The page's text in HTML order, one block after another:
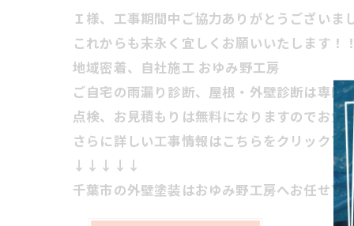
Ｉ様、工事期間中ご協力ありがとうございま
これからも末永く宜しくお願いいたします！！
地域密着、自社施工 おゆみ野工房
ご自宅の雨漏り診断、屋根・外壁診断は専門
点検、お見積もりは無料になりますのでお気
さらに詳しい工事情報はこちらをクリック下
↓↓↓↓↓
千葉市の外壁塗装はおゆみ野工房へお任せ下